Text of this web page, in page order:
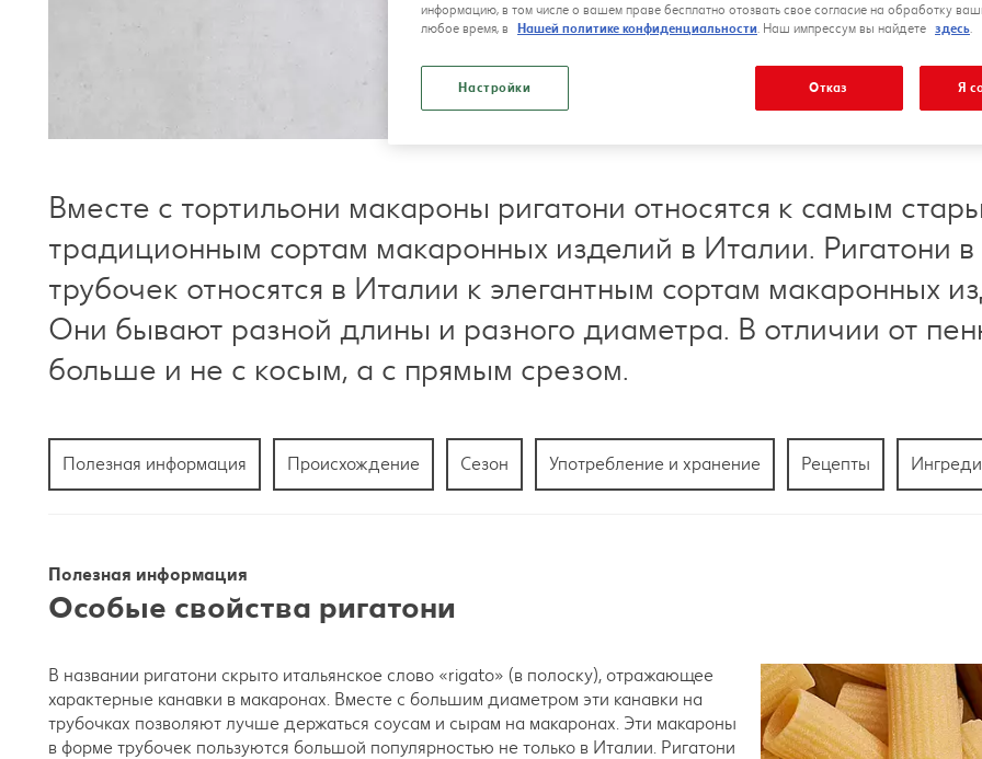
Вместе с тортильони макароны ригатони относятся к самым
традиционным сортам макаронных изделий в Италии. Ригатони
трубочек относятся в Италии к элегантным сортам макаронных
Они бывают разной длины и разного диаметра. В отличии от
больше и не с косым, а с прямым срезом.
Полезная информация Происхождение Сезон Употребление и хранение Рецепты
Полезная информация
Особые свойства ригатони
В названии ригатони скрыто итальянское слово «rigato» (в полоску), отражающее
характерные канавки в макаронах. Вместе с большим диаметром эти канавки на
трубочках позволяют лучше держаться соусам и сырам на макаронах. Эти макароны
в форме трубочек пользуются большой популярностью не только в Италии. Ригатони
информацию, в том числе о вашем праве бесплатно отозвать свое согласие на обработку
любое время, в
Нашей политике конфиденциальности. Наш импрессум вы найдете здесь.
Настройки Отказ Я